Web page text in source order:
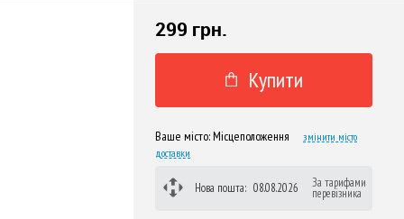
299 грн.
Купити
Ваше місто:Місцеположення
змінити місто
доставки
Нова пошта: 08.08.2026 За тарифами
перевізника